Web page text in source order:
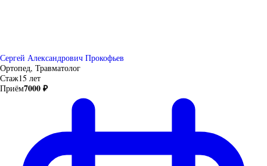
Сергей Александрович Прокофьев
Ортопед, Травматолог
Стаж15 лет
Приём7000 ₽